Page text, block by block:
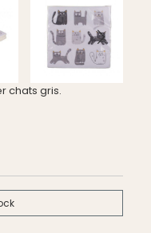
chats gris.